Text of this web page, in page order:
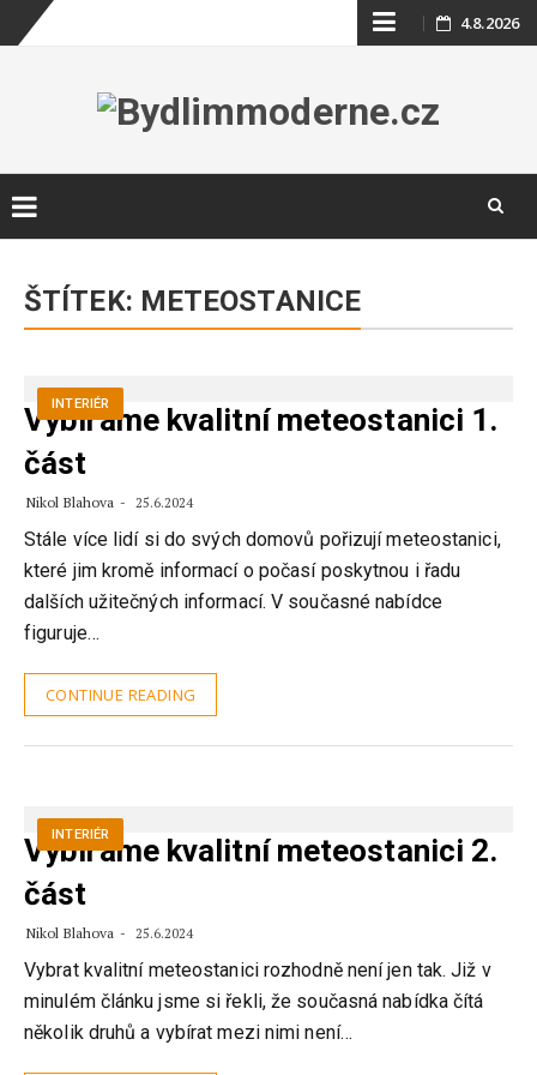
Skip
content
4.8.2026
contentŠTÍTEK: METEOSTANICE
INTERIÉR
Vybíráme kvalitní meteostanici 1.
část
Nikol Blahova 25.6.2024
Stále více lidí si do svých domovů pořizují meteostanici,
které jim kromě informací o počasí poskytnou i řadu
dalších užitečných informací. V současné nabídce
figuruje…
CONTINUE READING
INTERIÉR
Vybíráme kvalitní meteostanici 2.
část
Nikol Blahova 25.6.2024
Vybrat kvalitní meteostanici rozhodně není jen tak. Již v
minulém článku jsme si řekli, že současná nabídka čítá
několik druhů a vybírat mezi nimi není…